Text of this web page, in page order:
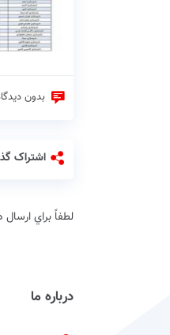
بدون
اشتراک
لطفاً براي
درباره ما